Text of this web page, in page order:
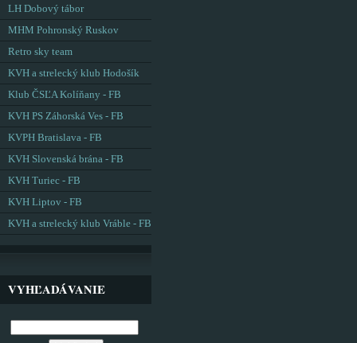
LH Dobový tábor
MHM Pohronský Ruskov
Retro sky team
KVH a strelecký klub Hodošík
Klub ČSĽA Kolíňany - FB
KVH PS Záhorská Ves - FB
KVPH Bratislava - FB
KVH Slovenská brána - FB
KVH Turiec - FB
KVH Liptov - FB
KVH a strelecký klub Vráble - FB
VYHĽADÁVANIE